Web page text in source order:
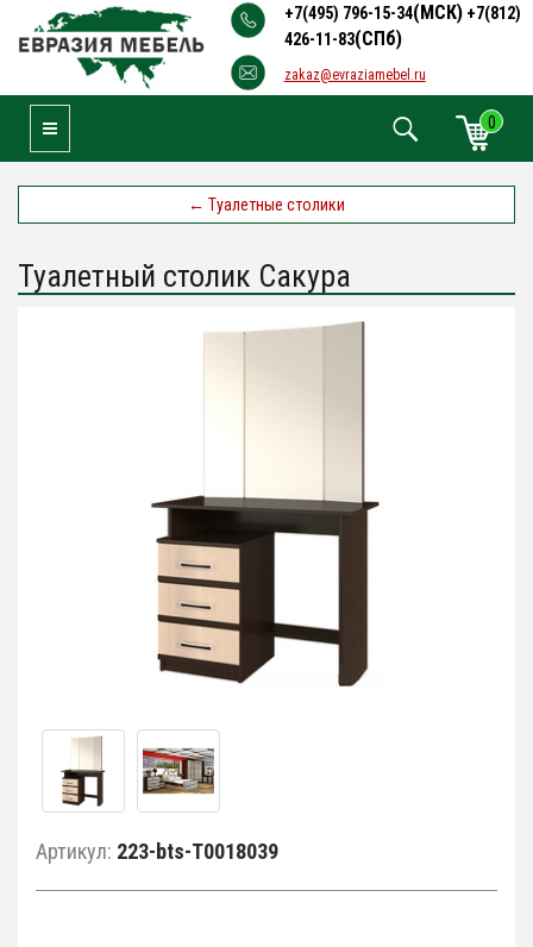
+7(495) 796-15-34(МСК) +7(812)
426-11-83(СПб)
zakaz@evraziamebel.ru
0
Toggle Navigation
← Туалетные столики
Туалетный столик Сакура
Артикул: 223-bts-Т0018039